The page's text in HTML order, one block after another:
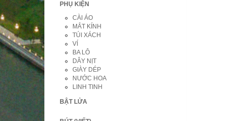
PHỤ KIỆN
CÀI ÁO
MẮT KÍNH
TÚI XÁCH
VÍ
BA LÔ
DÂY NỊT
GIÀY DÉP
NƯỚC HOA
LINH TINH
BẬT LỬA